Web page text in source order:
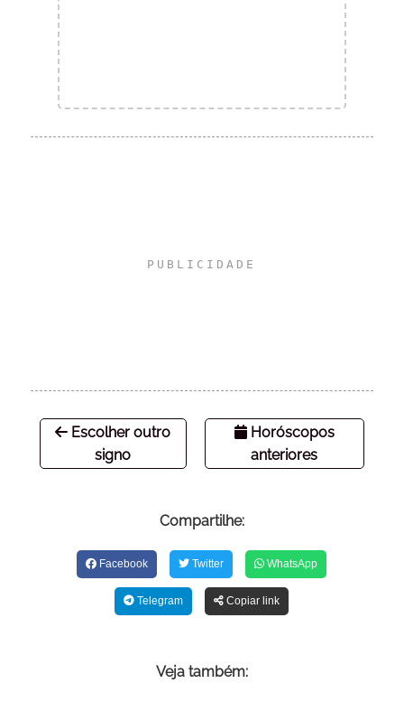
Escolher outro
signo
Horóscopos
anteriores
Compartilhe:
Facebook Twitter WhatsApp
Telegram Copiar link
Veja também: